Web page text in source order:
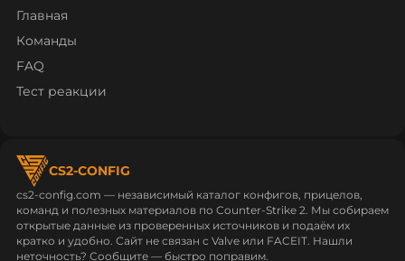
Главная
Команды
FAQ
Тест реакции
CS2-CONFIG
cs2-config.com — независимый каталог конфигов, прицелов,
команд и полезных материалов по Counter‑Strike 2. Мы собираем
открытые данные из проверенных источников и подаём их
кратко и удобно. Сайт не связан с Valve или FACEIT. Нашли
неточность? Сообщите — быстро поправим.